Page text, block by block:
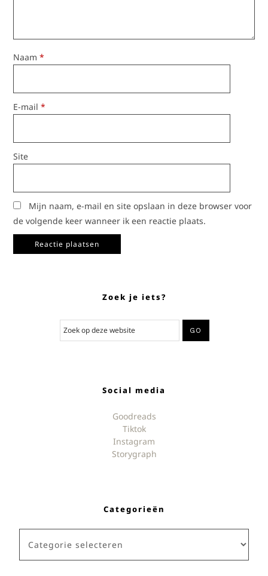
Naam*
E-mail*
Site
Mijn naam, e-mail en site opslaan in deze browser voor
de volgende keer wanneer ik een reactie plaats.
Zoek je iets?
Social media
Goodreads
Tiktok
Instagram
Storygraph
Categorieën